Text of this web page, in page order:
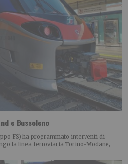
e Bussoleno
FS) ha programmato interventi di
la linea ferroviaria Torino-Modane,